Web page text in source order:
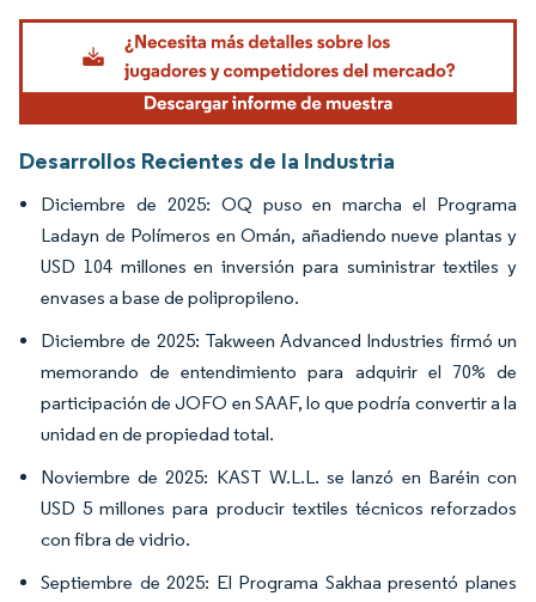
Imagen © Mordor Intelligence. El uso requiere atribución según CC BY 4.0.
Desarrollos Recientes de la Industria
Diciembre de 2025: OQ puso en marcha el Programa
Ladayn de Polímeros en Omán, añadiendo nueve plantas y
USD 104 millones en inversión para suministrar textiles y
envases a base de polipropileno.
Diciembre de 2025: Takween Advanced Industries firmó un
memorando de entendimiento para adquirir el 70% de
participación de JOFO en SAAF, lo que podría convertir a la
unidad en de propiedad total.
Noviembre de 2025: KAST W.L.L. se lanzó en Baréin con
USD 5 millones para producir textiles técnicos reforzados
con fibra de vidrio.
Septiembre de 2025: El Programa Sakhaa presentó planes